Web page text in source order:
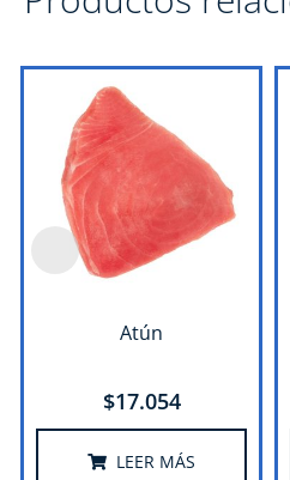
Atún
$17.054
LEER MÁS